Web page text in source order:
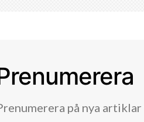
på nya